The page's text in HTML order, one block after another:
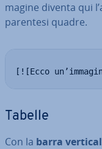
ma­gi­ne diventa qui
parentesi quadre.
[![Ecco
Tabelle
Con la barra